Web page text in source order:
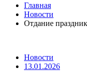
Главная
Новости
Отдание
Новости
13.01.2026